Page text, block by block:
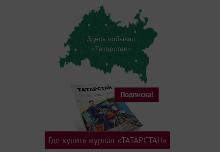
Здесь побывал
«Татарстан»
Где купить журнал «ТАТАРСТАН»